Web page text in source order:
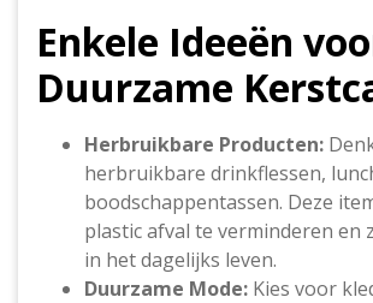
Enkele Ideeën
Duurzame
Herbruikbare Producten:
herbruikbare drinkflessen,
boodschappentassen. Deze
plastic afval te verminderen en
in het dagelijks leven.
Duurzame Mode: Kies voor